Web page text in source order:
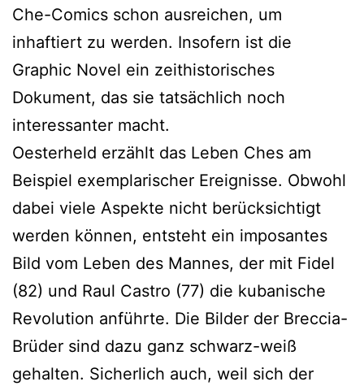
Che-Comics schon ausreichen, um
inhaftiert zu werden. Insofern ist die
Graphic Novel ein zeithistorisches
Dokument, das sie tatsächlich noch
interessanter macht.
Oesterheld erzählt das Leben Ches am
Beispiel exemplarischer Ereignisse. Obwohl
dabei viele Aspekte nicht berücksichtigt
werden können, entsteht ein imposantes
Bild vom Leben des Mannes, der mit Fidel
(82) und Raul Castro (77) die kubanische
Revolution anführte. Die Bilder der Breccia-
Brüder sind dazu ganz schwarz-weiß
gehalten. Sicherlich auch, weil sich der